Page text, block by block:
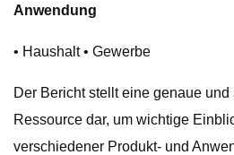
Anwendung
• Haushalt • Gewerbe
Der Bericht stellt eine genaue
Ressource dar, um wichtige
verschiedener Produkt- und